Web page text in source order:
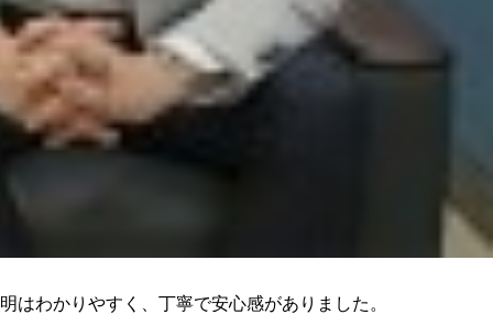
わかりやすく、丁寧で安心感がありました。